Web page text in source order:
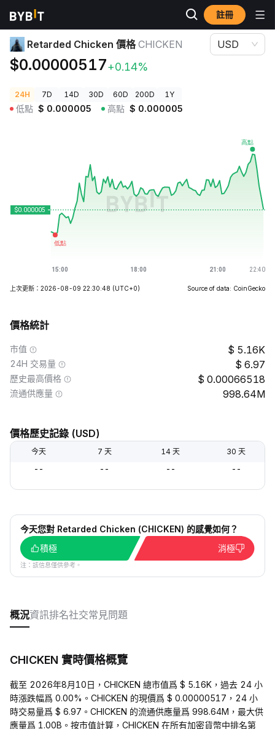
註冊
加密貨幣價格
Retarded Chicken 價格 CHICKEN
$0.00000517+0.14%
USD
24H 7D 14D 30D 60D 200D 1Y
低點 $ 0.000005 高點 $ 0.000005
上次更新：2026-08-09 22:30:48 (UTC+0) Source of data: CoinGecko
價格統計
市值 5.16K
24H 交易量 6.97
歷史最高價格 0.00066518
流通供應量 998.64M
價格歷史記錄 (USD)
今天 7 天 14 天 30 天
-- -- -- --
今天您對 Retarded Chicken (CHICKEN) 的感覺如何？
積極
消極
注：該信息僅供參考。
概況資訊排名社交常見問題
CHICKEN 實時價格概覽
截至 2026年8月10日，CHICKEN 總市值爲 $ 5.16K，過去 24 小
時漲跌幅爲 0.00%。CHICKEN 的現價爲 $ 0.00000517，24 小
時交易量爲 $ 6.97。CHICKEN 的流通供應量爲 998.64M，最大供
應量爲 1.00B。按市值計算，CHICKEN 在所有加密貨幣中排名第